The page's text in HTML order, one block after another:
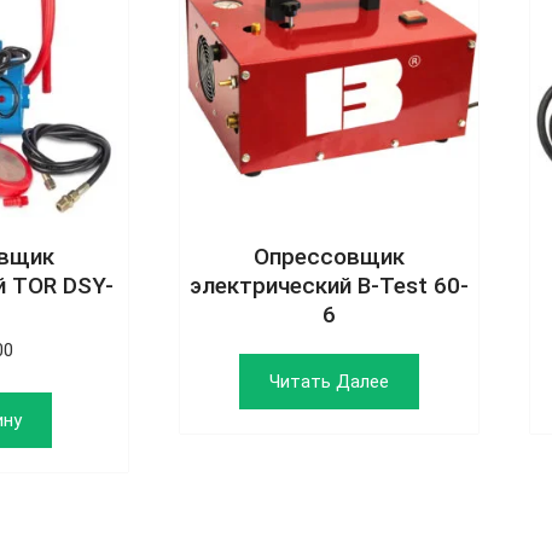
TOR DSY-
Опрессовщик
электрический B-Test 60-
6
Читать Далее